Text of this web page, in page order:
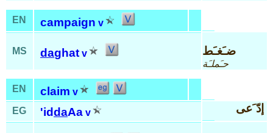
EN campaign v
MS daghat v ضـَغـَط
حـَملـَة
EN claim v
EG
'iddaAa v إدّ َعى